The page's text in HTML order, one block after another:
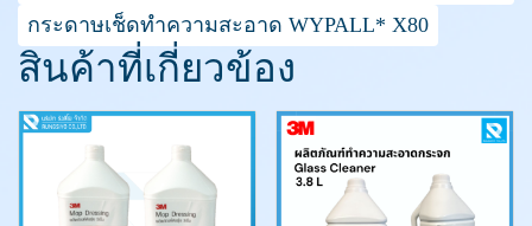
กระดาษเช็ดทำความสะอาด WYPALL* X80
สินค้าที่เกี่ยวข้อง